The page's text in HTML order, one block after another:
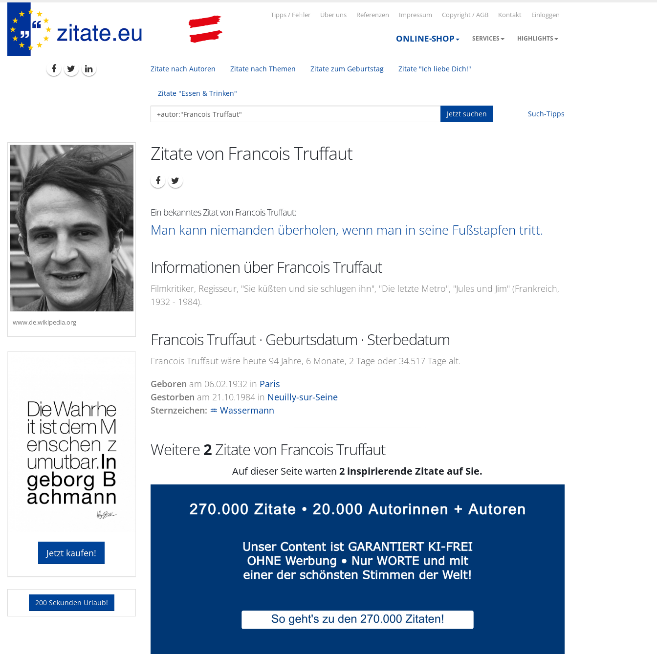
Tipps / Fe ler Über uns Referenzen Impressum Copyright / AGB Kontakt Einloggen
ONLINE-SHOP SERVICES HIGHLIGHTS
Zitate nach Autoren Zitate nach Themen Zitate zum Geburtstag Zitate "Ich liebe Dich!"
Zitate "Essen & Trinken"
Jetzt suchen Such-Tipps
www.de.wikipedia.org
Jetzt kaufen!
200 Sekunden Urlaub!
Zitate von Francois Truffaut
Ein bekanntes Zitat von Francois Truffaut:
Man kann niemanden überholen, wenn man in seine Fußstapfen tritt.
Informationen über Francois Truffaut
Filmkritiker, Regisseur, "Sie küßten und sie schlugen ihn", "Die letzte Metro", "Jules und Jim" (Frankreich,
1932 - 1984).
Francois Truffaut · Geburtsdatum · Sterbedatum
Francois Truffaut wäre heute 94 Jahre, 6 Monate, 2 Tage oder 34.517 Tage alt.
Geboren am 06.02.1932 in Paris
Gestorben am 21.10.1984in Neuilly-sur-Seine
Sternzeichen: ♒ Wassermann
Weitere2Zitate von Francois Truffaut
Auf dieser Seite warten2 inspirierende Zitate auf Sie.